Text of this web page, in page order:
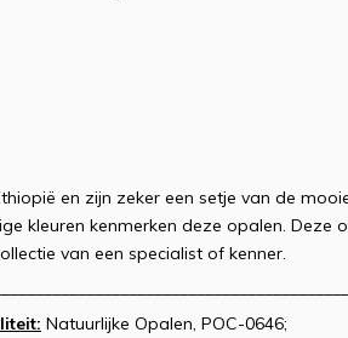
en zijn zeker een setje van de
kleuren kenmerken deze opalen. Deze
van een specialist of kenner.
Natuurlijke Opalen, POC-0646;